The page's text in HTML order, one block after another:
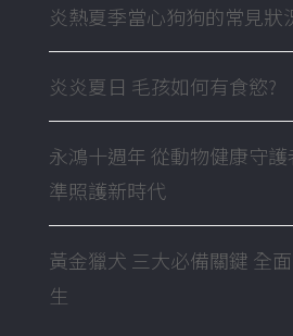
炎熱夏季當心狗狗的常見狀
炎炎夏日 毛孩如何有食慾?
永鴻十週年 從動物健康守
準照護新時代
黃金獵犬 三大必備關鍵 全
生